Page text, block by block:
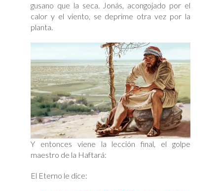
gusano que la seca. Jonás, acongojado por el
calor y el viento, se deprime otra vez por la
planta.
Y entonces viene la lección final, el golpe
maestro de la Haftará:
El Eterno le dice: